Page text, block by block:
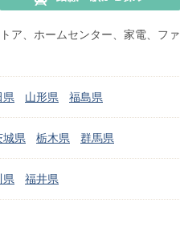
ア、ホームセンター、家電、ファ
県 山形県 福島県
城県 栃木県 群馬県
県 福井県